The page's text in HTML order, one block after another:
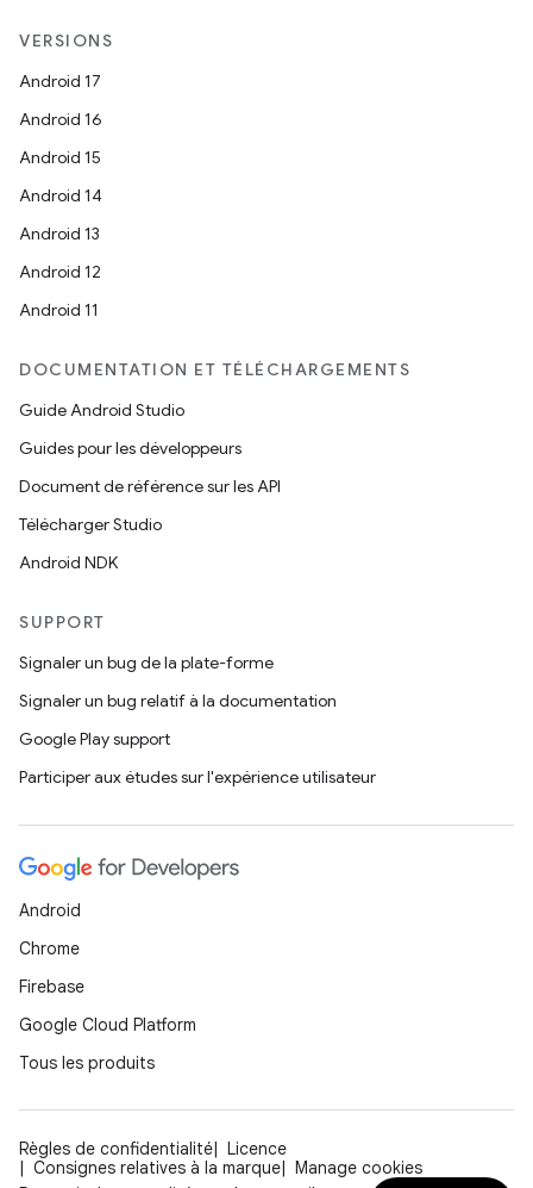
VERSIONS
Android 17
Android 16
Android 15
Android 14
Android 13
Android 12
Android 11
DOCUMENTATION ET TÉLÉCHARGEMENTS
Guide Android Studio
Guides pour les développeurs
Document de référence sur les API
Télécharger Studio
Android NDK
SUPPORT
Signaler un bug de la plate-forme
Signaler un bug relatif à la documentation
Google Play support
Participer aux études sur l'expérience utilisateur
Android
Chrome
Firebase
Google Cloud Platform
Tous les produits
Règles de confidentialité
Licence
Consignes relatives à la marque
Manage cookies